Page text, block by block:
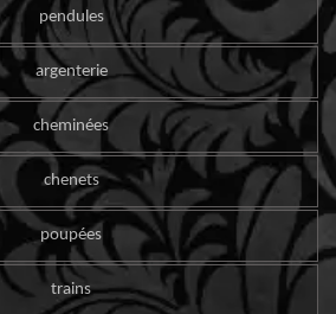
pendules
argenterie
cheminées
chenets
poupées
trains